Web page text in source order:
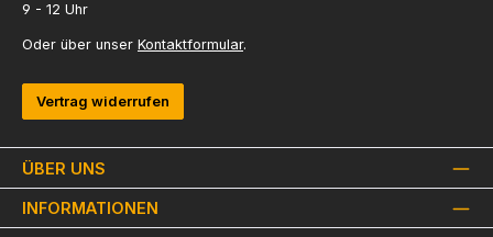
ÜBER UNS
INFORMATIONEN
9 - 12 Uhr
Oder über unser Kontaktformular.
Vertrag widerrufen